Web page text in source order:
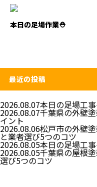
本日の足場作業⛑️
最近の投稿
2026.08.07本日の足場工
2026.08.07千葉県の外壁
イント
2026.08.06松戸市の外壁
と業者選び5つのコツ
2026.08.05本日の足場工
2026.08.05千葉県の屋根
選び5つのコツ